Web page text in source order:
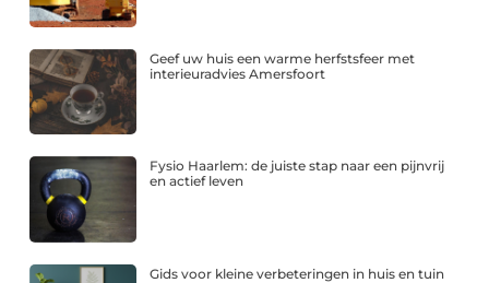
Geef uw huis een warme herfstsfeer met
interieuradvies Amersfoort
Fysio Haarlem: de juiste stap naar een pijnvrij
en actief leven
Gids voor kleine verbeteringen in huis en tuin